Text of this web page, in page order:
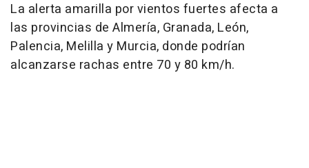
La alerta amarilla por vientos fuertes afecta a
las provincias de Almería, Granada, León,
Palencia, Melilla y Murcia, donde podrían
alcanzarse rachas entre 70 y 80 km/h.